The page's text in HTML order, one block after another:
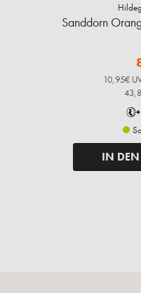
Sanddorn
10,95€
IN